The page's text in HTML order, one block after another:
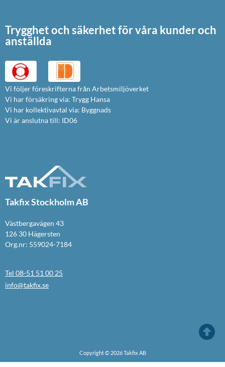
Trygghet och säkerhet för våra kunder och
anställda
Vi följer föreskrifterna från Arbetsmiljöverket
Vi har försäkring via: Trygg Hansa
Vi har kollektivavtal via: Byggnads
Vi är anslutna till: ID06
Takfix Stockholm AB
Västbergavägen 43
126 30 Hägersten
Org.nr: 559024-7184
Tel 08-51 51 00 25
info@takfix.se
Copyright © 2026 Takfix AB